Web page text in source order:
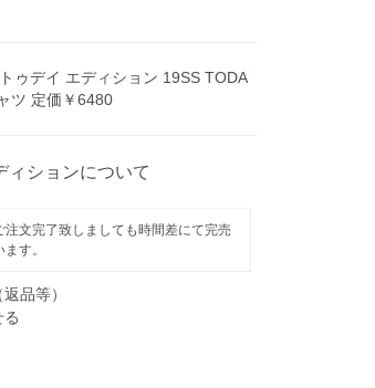
ゥデイ エディション 19SS TODA
ツ 定価￥6480
ィションについて
文完了致しましても時間差にて完売
す。
品等）